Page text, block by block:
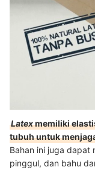
Latexmemiliki
tubuh untuk
Bahan ini juga
pinggul, dan bahu